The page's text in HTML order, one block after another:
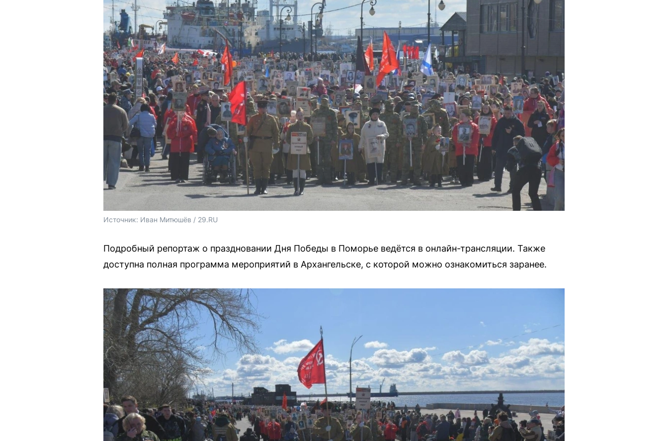
Источник: Иван Митюшёв / 29.RU
Подробный репортаж о праздновании Дня Победы в Поморье ведётся в онлайн-трансляции. Также
доступна полная программа мероприятий в Архангельске, с которой можно ознакомиться заранее.